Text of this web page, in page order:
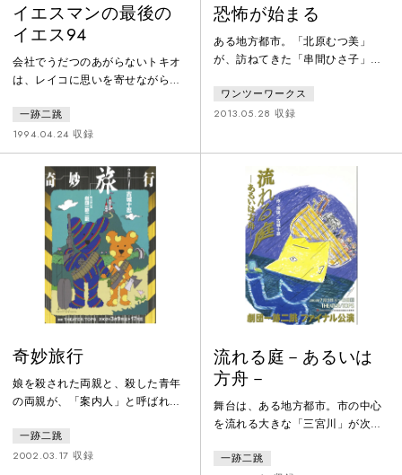
イエスマンの最後の
イエス94
会社でうだつのあがらないトキオ
は、レイコに思いを寄せながら、
えない。ある日、永遠の時を手に
入れられるという「神になる本」
を目にしたトキオは、輪廻転生を
信じ、意を決してビルから飛び降
りる。こうして生死を超えて、愛
する人を追い続けるトキオの旅が
始まる。だが、それは「オイディ
プス」「ロミオとジュリエッ
ト」、はたまた「サザエさん」と
いった、すべて「あらかじめ用意
された物語」を
一跡二跳
1994.04.24 収録
恐怖が始まる
ある地方都市。「北原むつ美」
が、訪ねてきた「串間ひさ子」に
慢話をしている。むつ美の夫は福
島第一原発の元作業員で、既に亡
日にあたる。訪ねてきたひさ子の
夫は、今なお原発で廃炉に向けて
過酷な仕事に従事する現役の作業
員。そこにむつ美の義理の妹「泊
川小春」が金を無心しに来る。や
がて３人の女たちの話から、原発
の廃炉作業に従事する作業員たち
の理不尽な日
ワンツーワークス
2013.05.28 収録
奇妙旅行
娘を殺された両親と、殺した青年
の両親が、「案内人」と呼ばれる
日の小旅行に出かける。行き先は
殺した青年が収監されている東京
一跡二跳
2002.03.17 収録
流れる庭－あるいは
方舟－
舞台は、ある地方都市。市の中心
を流れる大きな「三宮川」が次第
対策課では避難勧告の決断が下せ
一跡二跳